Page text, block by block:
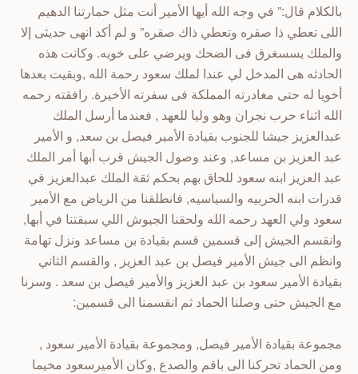
بالكلام قال:” في وجه الله أيها الأمير أنت مثل حمارتنا الدهيم
اللى تعطي ذا صقره وتعطي ذاك صقره” و لم أكد انهى حديثى إلا
والملك يسسغرق فى الضحك ويرضي على خويه. وكانت هذه
الحادثه هى المدخل لي عندا لملك سعود رحمة الله ,وبقيت بعدها
أخويا له حتى مغادرته المملكة فى سفرته الأخيرة. رافقته رحمه
الله اثناء حرب نجران وهو وليا للعهد , فعندما أرسل الملك
عبدالعزيز جيشا للجنوب بقيادة الأمير فيصل بن سعد, و الأمير
عبد العزيز بن مساعد, وعند وصول الجيش قرب أبها أمر الملك
عبد العزيز ابنه سعود للحاق بهم بحكم ثقة الملك عبدالعزيز في
قدرات ابنه الحربيه والسياسيه, فانطلقنا من الرياض مع الأمير
سعود ولي العهد رحمه الله ولحقنا الجيوش اللي سبقتنا في أبها,
وانقسم الجيش إلى قسمين قسم بقيادة بن مساعد ونزل تهامة
وانظم الى جيش الأمير فيصل بن عبد العزيز , والقسم الثاني
بقيادة الأمير سعود بن عبد العزيز والأمير فيصل بن سعد . وسرنا
مع الجيش حتى وصلنا الحماد ثم انقسمنا الى قسمين:
مجموعة بقيادة الأمير فيصل, ومجموعة بقيادة الأمير سعود ,
ومن الحماد تحركنا الى باقم والصدع ,وكان الأميرسعود مخيما